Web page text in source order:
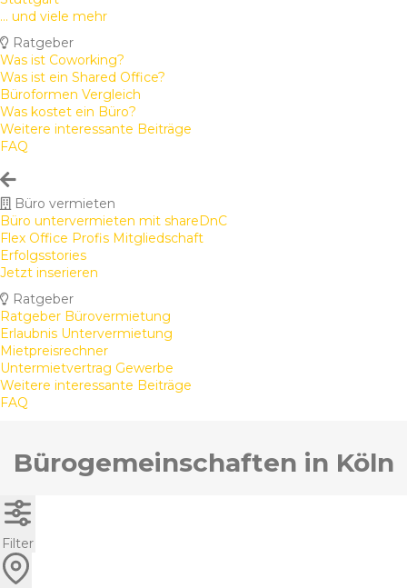
... und viele mehr
Ratgeber
Was ist Coworking?
Was ist ein Shared Office?
Büroformen Vergleich
Was kostet ein Büro?
Weitere interessante Beiträge
FAQ
Büro vermieten
Büro untervermieten mit shareDnC
Flex Office Profis Mitgliedschaft
Erfolgsstories
Jetzt inserieren
Ratgeber
Ratgeber Bürovermietung
Erlaubnis Untervermietung
Mietpreisrechner
Untermietvertrag Gewerbe
Weitere interessante Beiträge
FAQ
Bürogemeinschaften in Köln
Filter